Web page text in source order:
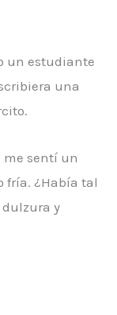
un estudiante
una
me sentí un
fría. ¿Había tal
dulzura y